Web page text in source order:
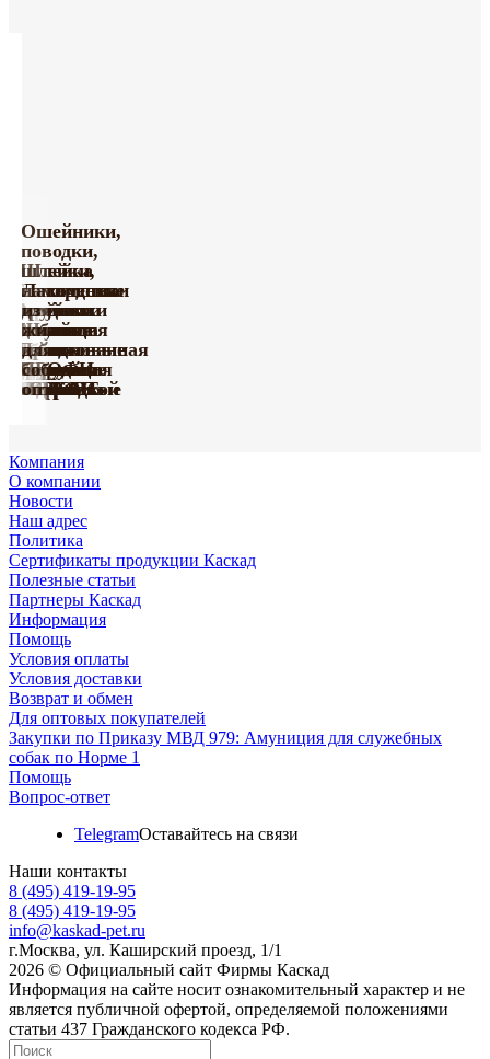
Игрушки
из винила
серии
Happy
Farm
Тактические
ошейники
для
собак
серии
«ПРОФИ»
Ошейники
кожаные
серия
«Де
Люкс»
Поводки
усиленные
капроновые
Груминг
«Марли»
Игрушки
«Марли»
Амуниция
с
мягкой
подкладкой
Принтованная
коллекция
«УРБАН»
Шлейки
нейлоновые
с грудью
«СПОРТ»
Шлейка
с
грудью
для
собак
ПРОФИ
оптом
Ошейники,
поводки,
шлейки,
намордники
для
собак
из
биотана
оптом
Лакомства
из
жил
для
собак
оптом
Компания
О компании
Новости
Наш адрес
Политика
Сертификаты продукции Каскад
Полезные статьи
Партнеры Каскад
Информация
Помощь
Условия оплаты
Условия доставки
Возврат и обмен
Для оптовых покупателей
Закупки по Приказу МВД 979: Амуниция для служебных
собак по Норме 1
Помощь
Вопрос-ответ
TelegramОставайтесь на связи
Наши контакты
8 (495) 419-19-95
8 (495) 419-19-95
info@kaskad-pet.ru
г.Москва, ул. Каширский проезд, 1/1
2026 © Официальный сайт Фирмы Каскад
Информация на сайте носит ознакомительный характер и не
является публичной офертой, определяемой положениями
статьи 437 Гражданского кодекса РФ.